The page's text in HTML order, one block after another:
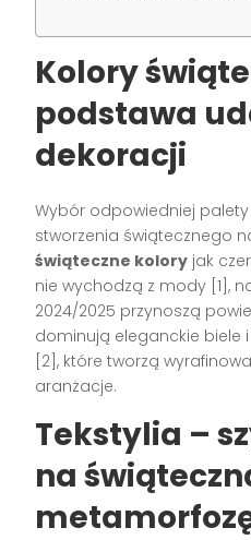
Kolory
podstawa
dekoracji
Wybór odpowiedniej
stworzenia świątecznego
świąteczne kolory jak
nie wychodzą z mody [1],
2024/2025 przynoszą
dominują eleganckie biele
[2], które tworzą
aranżacje.
Tekstylia –
na